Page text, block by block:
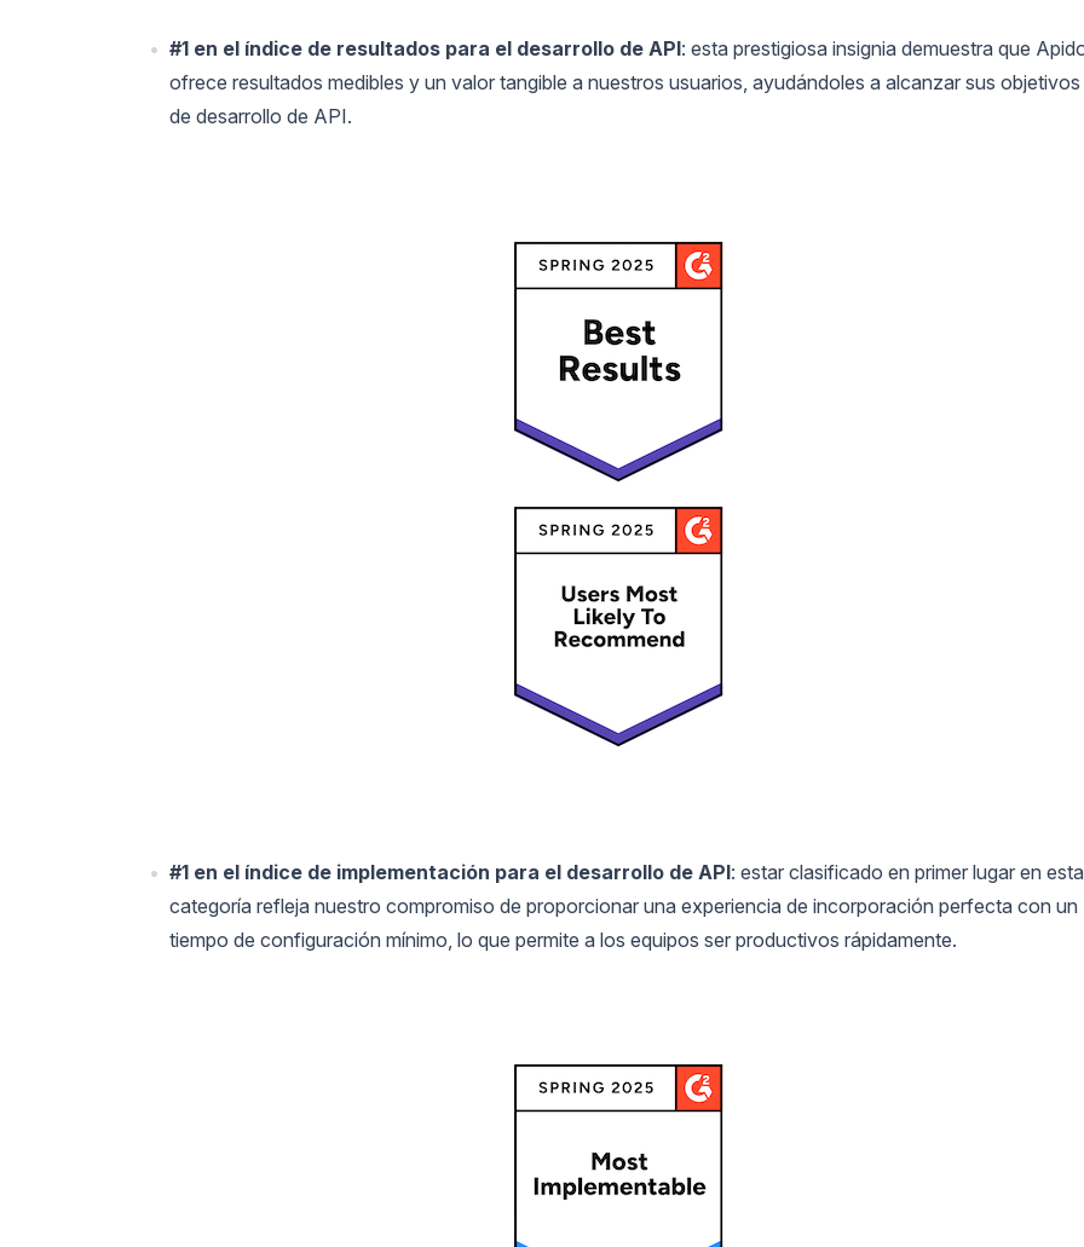
#1 en el índice de resultados para el desarrollo de API: esta prestigiosa insignia demuestra que
ofrece resultados medibles y un valor tangible a nuestros usuarios, ayudándoles a alcanzar sus objetivos
de desarrollo de API.
#1 en el índice de implementación para el desarrollo de API: estar clasificado en primer lugar en esta
categoría refleja nuestro compromiso de proporcionar una experiencia de incorporación perfecta con un
tiempo de configuración mínimo, lo que permite a los equipos ser productivos rápidamente.